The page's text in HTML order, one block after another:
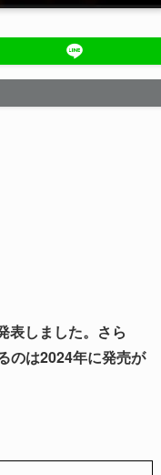
表しました。さら
のは2024年に発売が